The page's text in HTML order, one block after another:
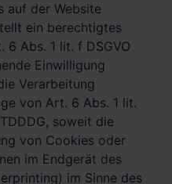
auf der Website
ein berechtigtes
6 Abs. 1 lit. f DSGVO
Einwilligung
Verarbeitung
von Art. 6 Abs. 1 lit.
soweit die
von Cookies oder
im Endgerät des
im Sinne des